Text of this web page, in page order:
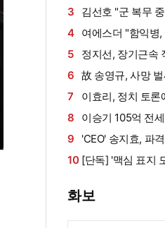
'후끈'…두산 승리요
3
김선호 "군 복무
살아남았다" (내 남은
4
여에스더 "함익병
그덕에 사업 시작" (
5
정지선, 장기근속
부담되면 명품백도
6 故 송영규, 사망
묵직한 존재감
7
이효리, 정치 토
보 사연에 "빠지면 안
8
이승기 105억 전
보증금 안 주면 법적
9
'CEO' 송지효, 파
라인 모두 '퍼펙트'
10 [단독] '맥심 표지
화보